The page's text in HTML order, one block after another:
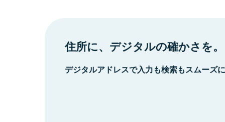
住所に、デジタルの確かさを。
デジタルアドレスで入力も検索もスムーズ